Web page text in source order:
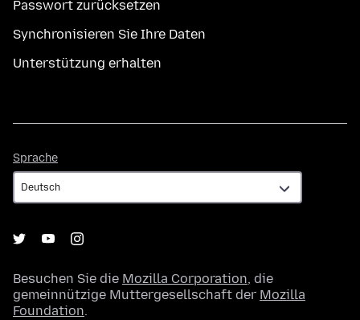
Passwort zurücksetzen
Synchronisieren Sie Ihre Daten
Unterstützung erhalten
Sprache
Besuchen Sie die Mozilla Corporation, die
gemeinnützige Muttergesellschaft der Mozilla
Foundation.